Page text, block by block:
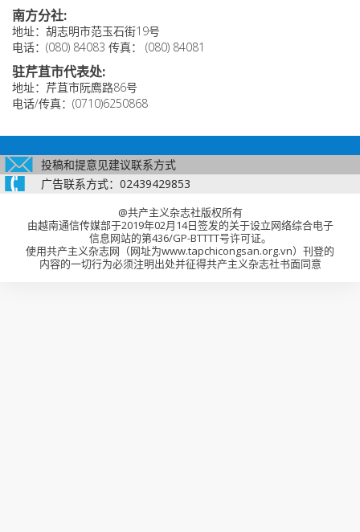
南方分社:
地址：胡志明市范玉石街19号
电话：(080) 84083 传真： (080) 84081
驻芹苴市代表处:
地址：芹苴市阮廌路86号
电话/传真：(0710)6250868
投稿和提意见建议联系方式
广告联系方式：02439429853
@共产主义杂志社版权所有
由越南通信传媒部于2019年02月14日签发的关于设立网络综合电子
信息网站的第436/GP-BTTTT号许可证。
使用共产主义杂志网（网址为www.tapchicongsan.org.vn）刊登的
内容的一切行为必须注明出处并征得共产主义杂志社书面同意